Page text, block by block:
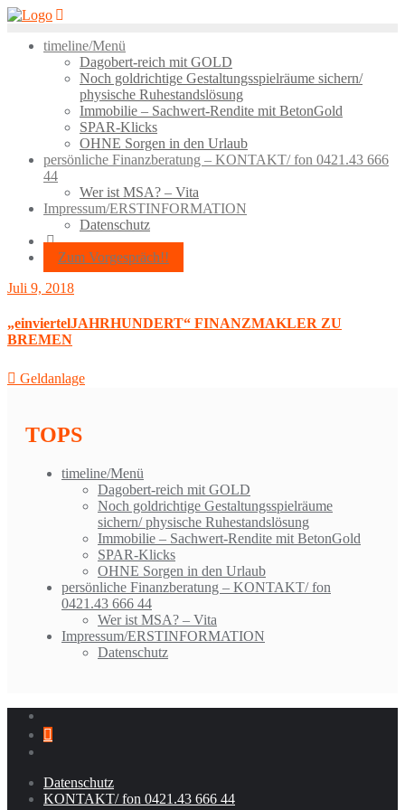
Skip
contenttimeline/Menü
Dagobert-reich mit GOLD
Noch goldrichtige Gestaltungsspielräume sichern/
physische Ruhestandslösung
Immobilie – Sachwert-Rendite mit BetonGold
SPAR-Klicks
OHNE Sorgen in den Urlaub
persönliche Finanzberatung – KONTAKT/ fon 0421.43 666
44
Wer ist MSA? – Vita
Impressum/ERSTINFORMATION
Datenschutz
Zum Vorgespräch!!
Juli 9, 2018
„einviertelJAHRHUNDERT“ FINANZMAKLER ZU
BREMEN
Geldanlage
TOPS
timeline/Menü
Dagobert-reich mit GOLD
Noch goldrichtige Gestaltungsspielräume
sichern/ physische Ruhestandslösung
Immobilie – Sachwert-Rendite mit BetonGold
SPAR-Klicks
OHNE Sorgen in den Urlaub
persönliche Finanzberatung – KONTAKT/ fon
0421.43 666 44
Wer ist MSA? – Vita
Impressum/ERSTINFORMATION
Datenschutz
Datenschutz
KONTAKT/ fon 0421.43 666 44